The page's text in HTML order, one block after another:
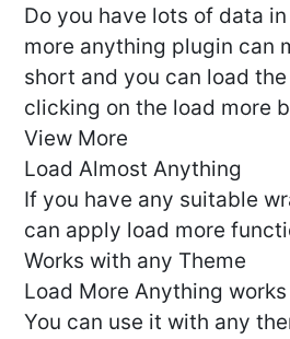
Do you have lots of data
more anything plugin can
short and you can load
clicking on the load more
View More
Load Almost Anything
If you have any suitable
can apply load more
Works with any Theme
Load More Anything
You can use it with any